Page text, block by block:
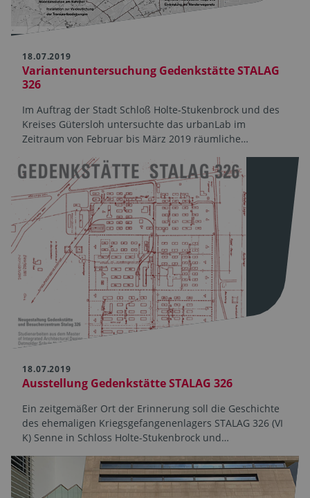
18.07.2019
Variantenuntersuchung Gedenkstätte STALAG
326
Im Auftrag der Stadt Schloß Holte-Stukenbrock und des
Kreises Gütersloh untersuchte das urbanLab im
Zeitraum von Februar bis März 2019 räumliche…
18.07.2019
Ausstellung Gedenkstätte STALAG 326
Ein zeitgemäßer Ort der Erinnerung soll die Geschichte
des ehemaligen Kriegsgefangenenlagers STALAG 326 (VI
K) Senne in Schloss Holte-Stukenbrock und…